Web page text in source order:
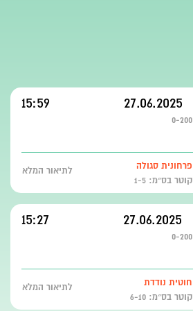
27.06.2025
15:59
0-200
פרחונית סגולה
קוטר בס״מ: 1-5
לתיאור המלא
27.06.2025
15:27
0-200
חוטית נודדת
קוטר בס״מ: 6-10
לתיאור המלא